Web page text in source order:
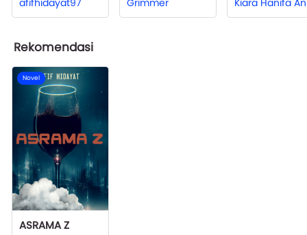
afifhidayat97 Grimmer
Rekomendasi
Novel
ASRAMA Z